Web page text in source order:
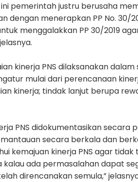
pemerintah justru berusaha
dengan menerapkan PP No. 30/
menggalakkan PP 30/2019
kinerja PNS dilaksanakan
mulai dari perencanaan
kinerja; tindak lanjut berupa
PNS didokumentasikan secara
secara berkala dan
kemajuan kinerja PNS agar
kalau ada permasalahan dapat
direncanakan semula,”